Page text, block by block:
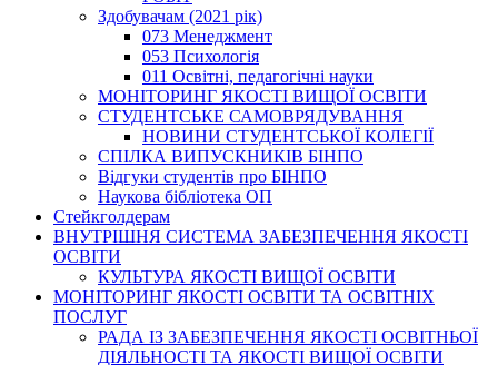
Здобувачам (2021 рік)
073 Менеджмент
053 Психологія
011 Освітні, педагогічні науки
МОНІТОРИНГ ЯКОСТІ ВИЩОЇ ОСВІТИ
СТУДЕНТСЬКЕ САМОВРЯДУВАННЯ
НОВИНИ СТУДЕНТСЬКОЇ КОЛЕГІЇ
СПІЛКА ВИПУСКНИКІВ БІНПО
Відгуки студентів про БІНПО
Наукова бібліотека ОП
Стейкголдерам
ВНУТРІШНЯ СИСТЕМА ЗАБЕЗПЕЧЕННЯ ЯКОСТІ
ОСВІТИ
КУЛЬТУРА ЯКОСТІ ВИЩОЇ ОСВІТИ
МОНІТОРИНГ ЯКОСТІ ОСВІТИ ТА ОСВІТНІХ
ПОСЛУГ
РАДА ІЗ ЗАБЕЗПЕЧЕННЯ ЯКОСТІ ОСВІТНЬОЇ
ДІЯЛЬНОСТІ ТА ЯКОСТІ ВИЩОЇ ОСВІТИ